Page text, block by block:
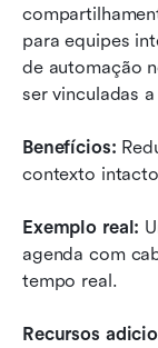
para equipes
de automação
ser vinculadas
Benefícios:
contexto
Exemplo real:
agenda com
tempo real.
Recursos